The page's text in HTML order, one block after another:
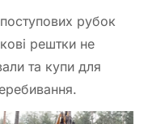
рубок
рештки не
та купи для